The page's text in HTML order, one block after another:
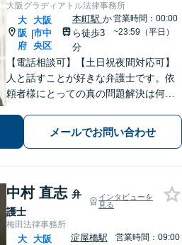
大阪グラディアトル法律事務所
大
阪
府
|
大阪
市中
央区
本町駅 か
ら徒歩3
分
営業時間：00:00
~23:59（平日）
【電話相談可】【土日祝夜間対応可】
人と話すことが好きな弁護士です。依
頼者様にとっての真の問題解決は何
な対応を心がけます。離婚・刑事事
件・相続など何でもご相談ください。
メールでお問い合わせ
中村 直志 弁
護士
インタビューを
見る
梅田法律事務所
大 大阪
淀屋橋駅
営業時間：09:00